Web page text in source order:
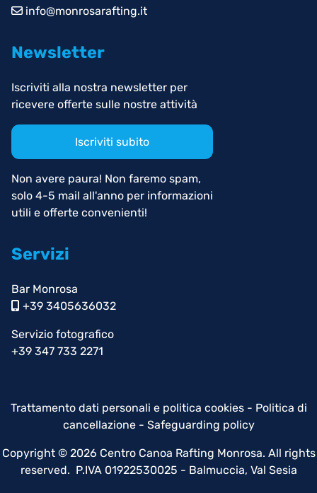
info@monrosarafting.it
Newsletter
Iscriviti alla nostra newsletter per
ricevere offerte sulle nostre attività
Iscriviti subito
Non avere paura! Non faremo spam,
solo 4-5 mail all'anno per informazioni
utili e offerte convenienti!
Servizi
Bar Monrosa
+39 3405636032
Servizio fotografico
+39 347 733 2271
Trattamento dati personali e politica cookies- Politica di
cancellazione - Safeguarding policy
Copyright © 2026 Centro Canoa Rafting Monrosa. All rights
reserved. P.IVA 01922530025 - Balmuccia, Val Sesia